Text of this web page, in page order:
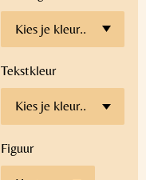
Tekstkleur
Figuur